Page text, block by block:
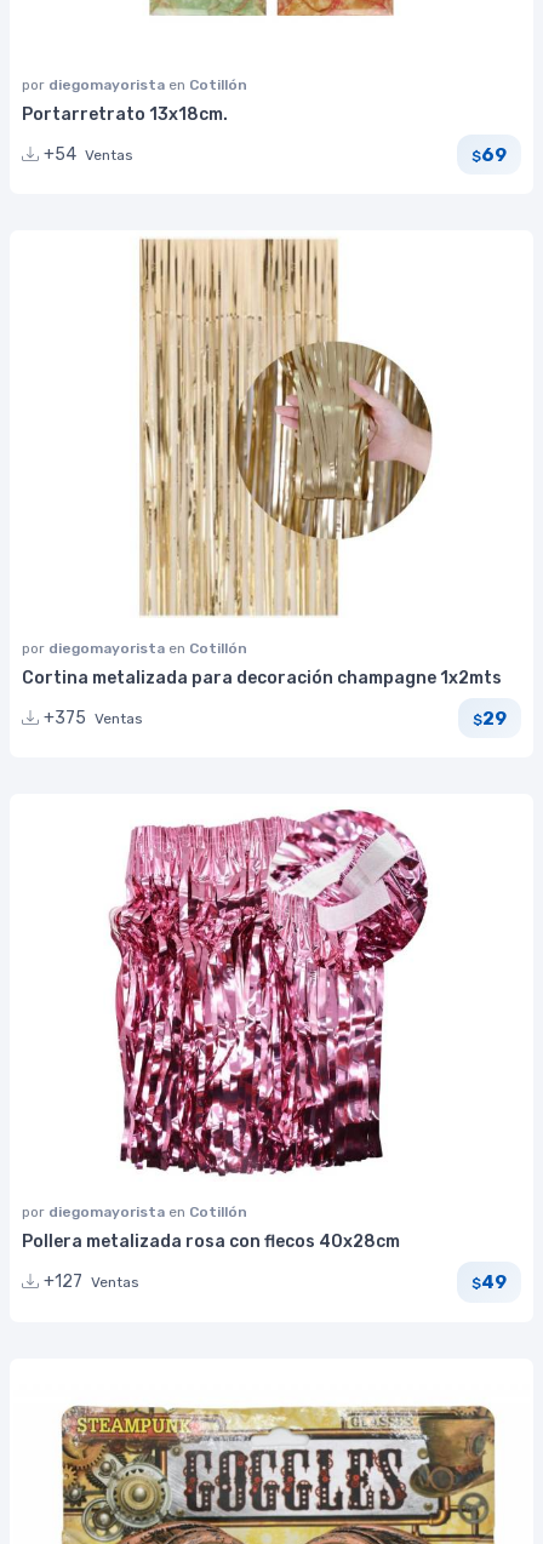
por diegomayorista en Cotillón
Portarretrato 13x18cm.
+54 Ventas $69
por diegomayorista en Cotillón
Cortina metalizada para decoración champagne 1x2mts
+375 Ventas $29
por diegomayorista en Cotillón
Pollera metalizada rosa con flecos 40x28cm
+127 Ventas $49